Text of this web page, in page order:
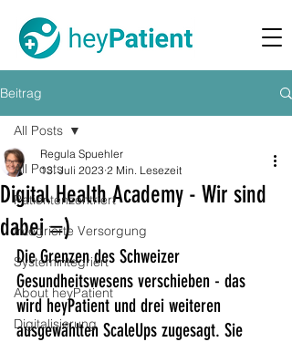
Beitrag
All Posts
Patientenzentriert
Integrierte Versorgung
Systemintegriert
About heyPatient
Digitalisierung
All Posts
Digital Health Academy - Wir sind
dabei =)
Regula Spuehler
13. Juli 2023 2 Min. Lesezeit
Die Grenzen des Schweizer
Gesundheitswesens verschieben - das
wird heyPatient und drei weiteren
ausgewählten ScaleUps zugesagt. Sie